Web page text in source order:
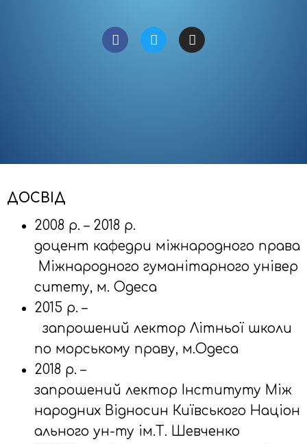
ДОСВІД
2008 р. – 2018 р.
доцент кафедри міжнародного права
Міжнародного гуманітарного універ
ситету, м. Одеса
2015 р. –
запрошений лектор Літньої школи
по морському праву, м.Одеса
2018 р. –
запрошений лектор Інституту Між
народних Відносин Київського Націон
ального ун-ту ім.Т. Шевченко